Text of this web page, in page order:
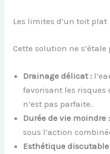
Les limites d’un toit plat
Cette solution ne
Drainage délicat :
favorisant les risques
n’est pas parfaite.
Durée de vie moindre :
sous l’action
Esthétique discutable